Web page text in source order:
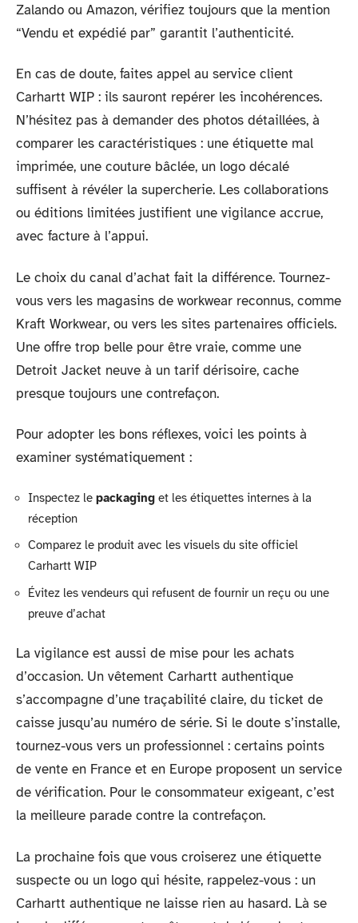
Zalando ou Amazon, vérifiez toujours que la mention
“Vendu et expédié par” garantit l’authenticité.
En cas de doute, faites appel au service client
Carhartt WIP : ils sauront repérer les incohérences.
N’hésitez pas à demander des photos détaillées, à
comparer les caractéristiques : une étiquette mal
imprimée, une couture bâclée, un logo décalé
suffisent à révéler la supercherie. Les collaborations
ou éditions limitées justifient une vigilance accrue,
avec facture à l’appui.
Le choix du canal d’achat fait la différence. Tournez-
vous vers les magasins de workwear reconnus, comme
Kraft Workwear, ou vers les sites partenaires officiels.
Une offre trop belle pour être vraie, comme une
Detroit Jacket neuve à un tarif dérisoire, cache
presque toujours une contrefaçon.
Pour adopter les bons réflexes, voici les points à
examiner systématiquement :
Inspectez le packaging et les étiquettes internes à la
réception
Comparez le produit avec les visuels du site officiel
Carhartt WIP
Évitez les vendeurs qui refusent de fournir un reçu ou une
preuve d’achat
La vigilance est aussi de mise pour les achats
d’occasion. Un vêtement Carhartt authentique
s’accompagne d’une traçabilité claire, du ticket de
caisse jusqu’au numéro de série. Si le doute s’installe,
tournez-vous vers un professionnel : certains points
de vente en France et en Europe proposent un service
de vérification. Pour le consommateur exigeant, c’est
la meilleure parade contre la contrefaçon.
La prochaine fois que vous croiserez une étiquette
suspecte ou un logo qui hésite, rappelez-vous : un
Carhartt authentique ne laisse rien au hasard. Là se